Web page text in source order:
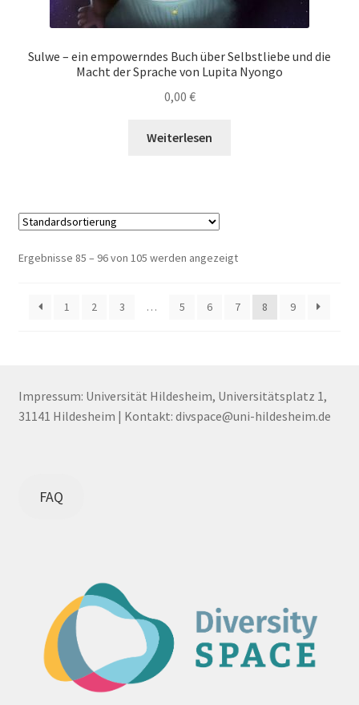
Sulwe – ein empowerndes Buch über Selbstliebe und die
Macht der Sprache von Lupita Nyongo
0,00 €
Weiterlesen
Ergebnisse 85 – 96 von 105 werden angezeigt
1 2 3 … 5 6 7 8 9
Impressum: Universität Hildesheim, Universitätsplatz 1,
31141 Hildesheim | Kontakt: divspace@uni-hildesheim.de
FAQ